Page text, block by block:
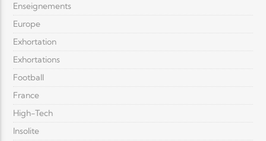
Enseignements
Europe
Exhortation
Exhortations
Football
France
High-Tech
Insolite